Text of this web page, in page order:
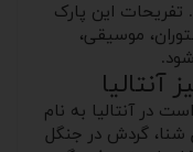
تفریحات این پارک
موسیقی،
در آنتالیا به نام
گردش در جنگل